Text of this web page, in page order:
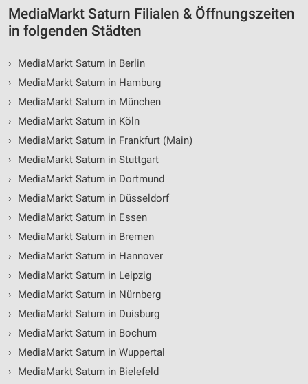
MediaMarkt Saturn Filialen & Öffnungszeiten
in folgenden Städten
›
MediaMarkt Saturn in Berlin
›
MediaMarkt Saturn in Hamburg
›
MediaMarkt Saturn in München
›
MediaMarkt Saturn in Köln
›
MediaMarkt Saturn in Frankfurt (Main)
›
MediaMarkt Saturn in Stuttgart
›
MediaMarkt Saturn in Dortmund
›
MediaMarkt Saturn in Düsseldorf
›
MediaMarkt Saturn in Essen
›
MediaMarkt Saturn in Bremen
›
MediaMarkt Saturn in Hannover
›
MediaMarkt Saturn in Leipzig
›
MediaMarkt Saturn in Nürnberg
›
MediaMarkt Saturn in Duisburg
›
MediaMarkt Saturn in Bochum
›
MediaMarkt Saturn in Wuppertal
›
MediaMarkt Saturn in Bielefeld